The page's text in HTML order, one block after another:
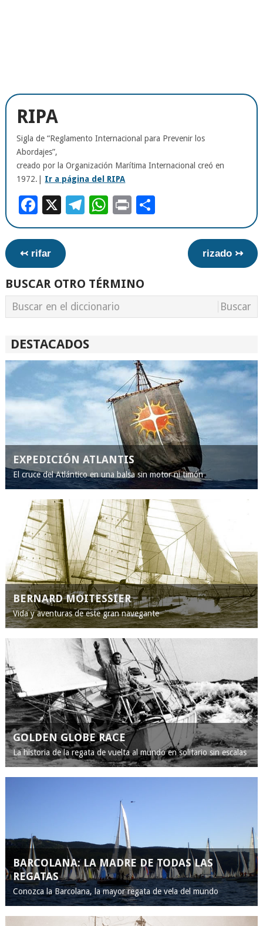
RIPA
Sigla de “Reglamento Internacional para Prevenir los
Abordajes”,
creado por la Organización Marítima Internacional creó en
1972.| Ir a página del RIPA
Facebook
X Telegram
WhatsApp
Print
↢ rifar rizado ↣
BUSCAR OTRO TÉRMINO
DESTACADOS
EXPEDICIÓN ATLANTIS
El cruce del Atlántico en una balsa sin motor ni timón
BERNARD MOITESSIER
Vida y aventuras de este gran navegante
GOLDEN GLOBE RACE
La historia de la regata de vuelta al mundo en solitario sin escalas
BARCOLANA: LA MADRE DE TODAS LAS
REGATAS
Conozca la Barcolana, la mayor regata de vela del mundo